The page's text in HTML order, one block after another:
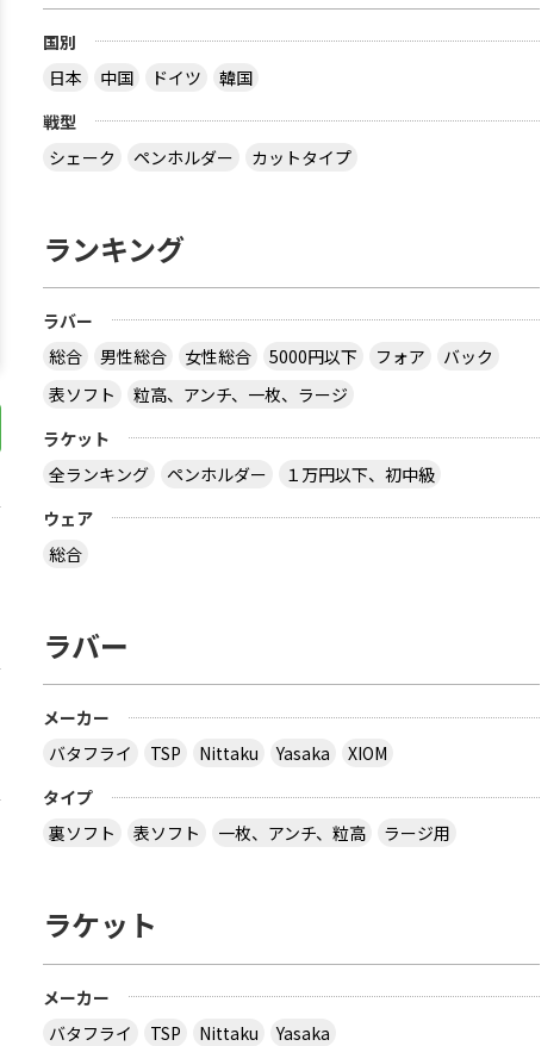
国別
日本
中国 ドイツ
韓国
戦型
シェーク
ペンホルダー カットタイプ
ランキング
ラバー
総合
男性総合 女性総合 5000円以下 フォア
バック
表ソフト
粒高、アンチ、一枚、ラージ
ラケット
全ランキング
ペンホルダー
１万円以下、初中級
ウェア
総合
ラバー
メーカー
バタフライ
TSP Nittaku Yasaka
XIOM
タイプ
裏ソフト
表ソフト 一枚、アンチ、粒高 ラージ用
ラケット
メーカー
バタフライ
TSP Nittaku
Yasaka